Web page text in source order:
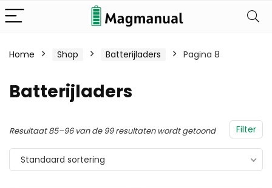
Home Shop Batterijladers Pagina 8
Batterijladers
Filter
Resultaat 85–96 van de 99 resultaten wordt getoond
Standaard sortering